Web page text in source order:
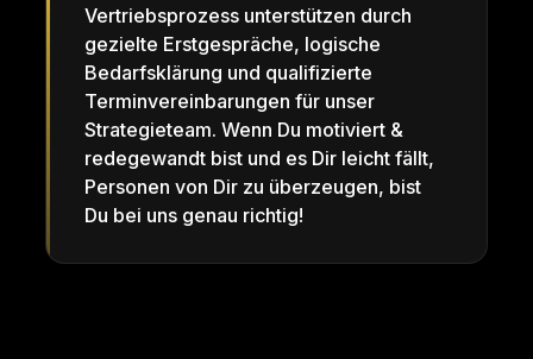
Vertriebsprozess unterstützen durch
gezielte Erstgespräche, logische
Bedarfsklärung und qualifizierte
Terminvereinbarungen für unser
Strategieteam. Wenn Du motiviert &
redegewandt bist und es Dir leicht fällt,
Personen von Dir zu überzeugen, bist
Du bei uns genau richtig!